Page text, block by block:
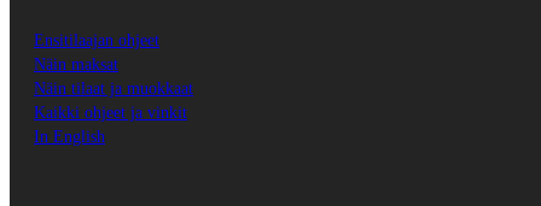
Ensitilaajan ohjeet
Näin maksat
Näin tilaat ja muokkaat
Kaikki ohjeet ja vinkit
In English